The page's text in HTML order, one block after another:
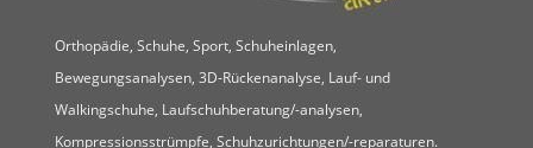
Orthopädie, Schuhe, Sport, Schuheinlagen,
Bewegungsanalysen, 3D-Rückenanalyse, Lauf- und
Walkingschuhe, Laufschuhberatung/-analysen,
Kompressionsstrümpfe, Schuhzurichtungen/-reparaturen.